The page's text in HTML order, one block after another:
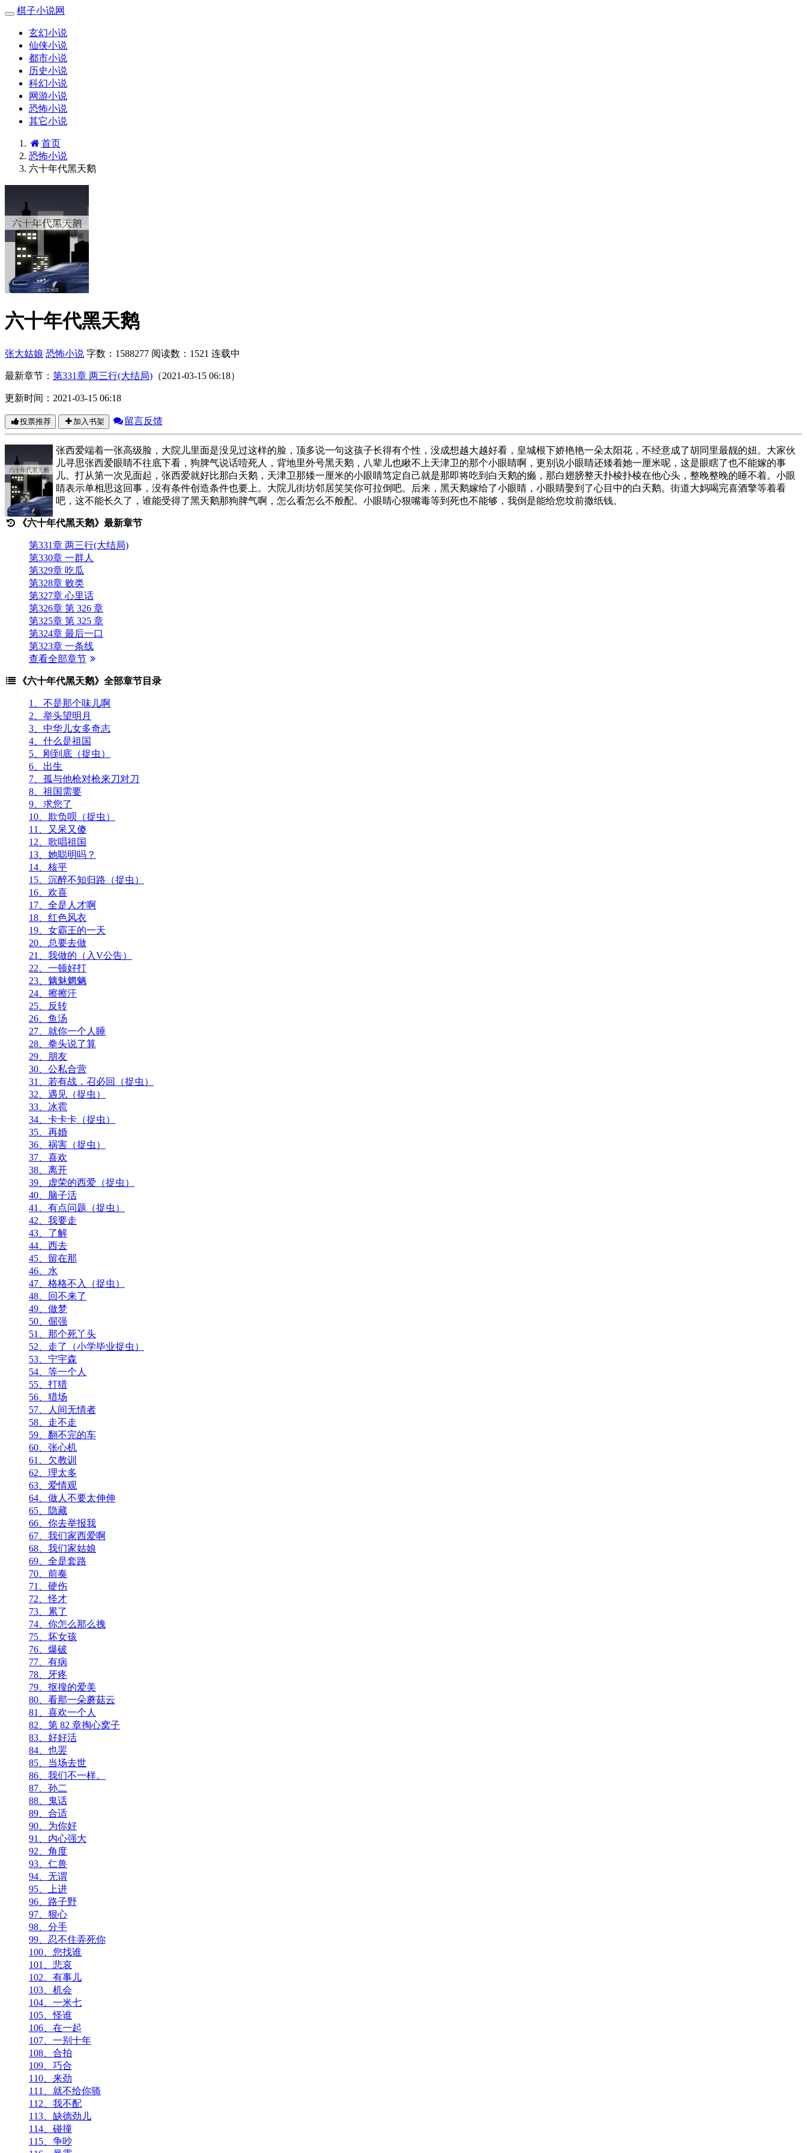
棋子小说网
玄幻小说
仙侠小说
都市小说
历史小说
科幻小说
网游小说
恐怖小说
其它小说
首页
恐怖小说
六十年代黑天鹅
六十年代黑天鹅
张大姑娘 恐怖小说 字数：1588277 阅读数：1521 连载中
最新章节： 第331章 两三行(大结局) （2021-03-15 06:18）
更新时间：2021-03-15 06:18
投票推荐 加入书架 留言反馈
张西爱端着一张高级脸，大院儿里面是没见过这样的脸，顶多说一句这孩子长得有个性，没成想越大越好看，皇城根下娇艳艳一朵太阳花，不经意成了胡同里最靓的妞。大家伙
儿寻思张西爱眼睛不往底下看，狗脾气说话噎死人，背地里外号黑天鹅，八辈儿也瞅不上天津卫的那个小眼睛啊，更别说小眼睛还矮着她一厘米呢，这是眼瞎了也不能嫁的事
儿。打从第一次见面起，张西爱就好比那白天鹅，天津卫那矮一厘米的小眼睛笃定自己就是那即将吃到白天鹅的癞，那白翅膀整天扑棱扑棱在他心头，整晚整晚的睡不着。小眼
睛表示单相思这回事，没有条件创造条件也要上。大院儿街坊邻居笑笑你可拉倒吧。后来，黑天鹅嫁给了小眼睛，小眼睛娶到了心目中的白天鹅。街道大妈喝完喜酒擎等着看
吧，这不能长久了，谁能受得了黑天鹅那狗脾气啊，怎么看怎么不般配。小眼睛心狠嘴毒等到死也不能够，我倒是能给您坟前撒纸钱。
《六十年代黑天鹅》最新章节
第331章 两三行(大结局)
第330章 一群人
第329章 吃瓜
第328章 败类
第327章 心里话
第326章 第 326 章
第325章 第 325 章
第324章 最后一口
第323章 一条线
查看全部章节
《六十年代黑天鹅》全部章节目录
1、不是那个味儿啊
2、举头望明月
3、中华儿女多奇志
4、什么是祖国
5、刚到底（捉虫）
6、出生
7、孤与他枪对枪来刀对刀
8、祖国需要
9、求您了
10、欺负呗（捉虫）
11、又呆又傻
12、歌唱祖国
13、她聪明吗？
14、核平
15、沉醉不知归路（捉虫）
16、欢喜
17、全是人才啊
18、红色风衣
19、女霸王的一天
20、总要去做
21、我做的（入V公告）
22、一顿好打
23、魑魅魍魉
24、擦擦汗
25、反转
26、鱼汤
27、就你一个人睡
28、拳头说了算
29、朋友
30、公私合营
31、若有战，召必回（捉虫）
32、遇见（捉虫）
33、冰雹
34、卡卡卡（捉虫）
35、再婚
36、祸害（捉虫）
37、喜欢
38、离开
39、虚荣的西爱（捉虫）
40、脑子活
41、有点问题（捉虫）
42、我要走
43、了解
44、西去
45、留在那
46、水
47、格格不入（捉虫）
48、回不来了
49、做梦
50、倔强
51、那个死丫头
52、走了（小学毕业捉虫）
53、宁宇森
54、等一个人
55、打猎
56、猎场
57、人间无情者
58、走不走
59、翻不完的车
60、张心机
61、欠教训
62、理太多
63、爱情观
64、做人不要太伸伸
65、隐藏
66、你去举报我
67、我们家西爱啊
68、我们家姑娘
69、全是套路
70、前奏
71、硬伤
72、怪才
73、累了
74、你怎么那么拽
75、坏女孩
76、爆破
77、有病
78、牙疼
79、抠搜的爱美
80、看那一朵蘑菇云
81、喜欢一个人
82、第 82 章掏心窝子
83、好好活
84、也罢
85、当场去世
86、我们不一样。
87、孙二
88、鬼话
89、合适
90、为你好
91、内心强大
92、角度
93、仁兽
94、无谓
95、上进
96、路子野
97、狠心
98、分手
99、忍不住弄死你
100、您找谁
101、悲哀
102、有事儿
103、机会
104、一米七
105、怪谁
106、在一起
107、一别十年
108、合拍
109、巧合
110、来劲
111、就不给你骑
112、我不配
113、缺德劲儿
114、碰撞
115、争吵